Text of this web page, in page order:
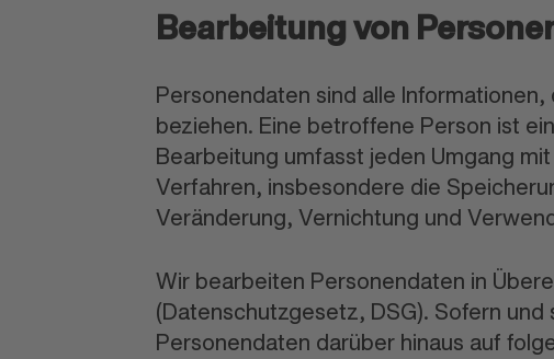
Bearbeitung von
Personendaten sind alle
beziehen. Eine betroffene Person ist
Bearbeitung umfasst jeden Umgang
Verfahren, insbesondere die
Veränderung, Vernichtung und
Wir bearbeiten Personendaten in
(Datenschutzgesetz, DSG). Sofern
Personendaten darüber hinaus auf